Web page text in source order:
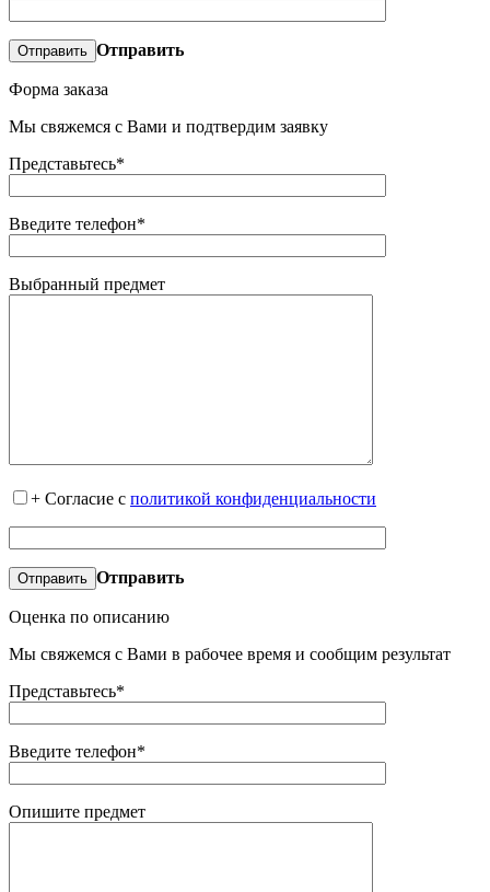
Отправить
Форма заказа
Мы свяжемся с Вами и подтвердим заявку
Представьтесь*
Введите телефон*
Выбранный предмет
+ Согласие с политикой конфиденциальности
Отправить
Оценка по описанию
Мы свяжемся с Вами в рабочее время и сообщим результат
Представьтесь*
Введите телефон*
Опишите предмет